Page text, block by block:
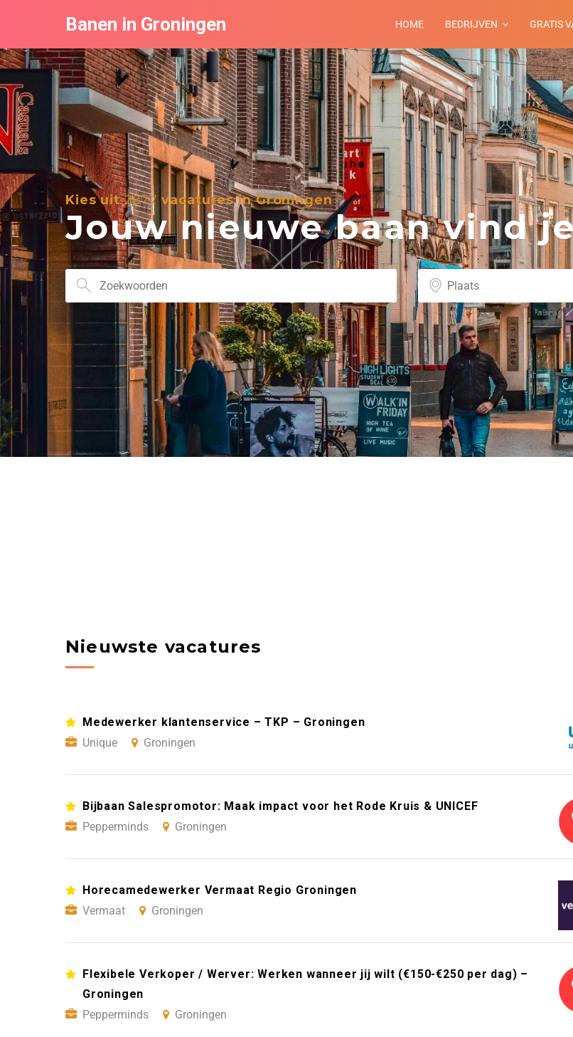
Banen in Groningen HOME BEDRIJVEN GRATIS
Kies uit2877 vacatures in Groningen
Jouw nieuwe baan vind
Nieuwste vacatures
Medewerker klantenservice – TKP – Groningen
Unique
Groningen
Bijbaan Salespromotor: Maak impact voor het Rode Kruis & UNICEF
Pepperminds
Groningen
Horecamedewerker Vermaat Regio Groningen
Vermaat
Groningen
Flexibele Verkoper / Werver: Werken wanneer jij wilt (€150-€250 per dag) –
Groningen
Pepperminds
Groningen